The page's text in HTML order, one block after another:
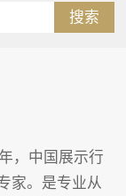
搜索
，中国展示行
家。是专业从